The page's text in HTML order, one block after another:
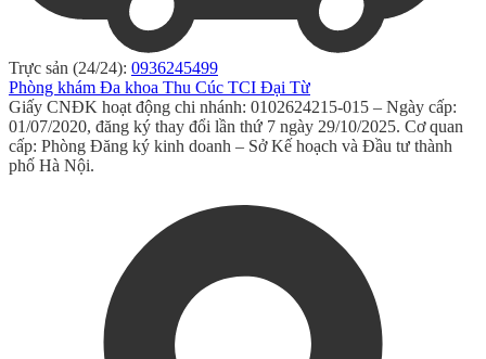
Trực sản (24/24): 0936245499
Phòng khám Đa khoa Thu Cúc TCI Đại Từ
Giấy CNĐK hoạt động chi nhánh: 0102624215-015 – Ngày cấp:
01/07/2020, đăng ký thay đổi lần thứ 7 ngày 29/10/2025. Cơ quan
cấp: Phòng Đăng ký kinh doanh – Sở Kế hoạch và Đầu tư thành
phố Hà Nội.